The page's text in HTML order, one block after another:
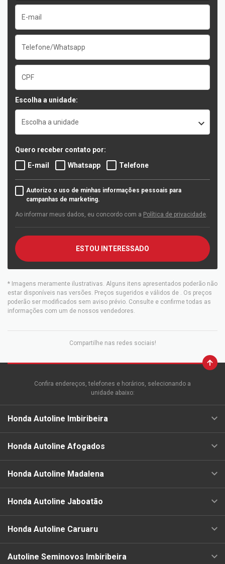
Escolha a unidade:
Escolha a unidade
Quero receber contato por:
E-mail
Whatsapp Telefone
Autorizo o uso de minhas informações pessoais para
campanhas de marketing.
Ao informar meus dados, eu concordo com a Política de privacidade
ESTOU INTERESSADO
* Imagens meramente ilustrativas. Alguns itens apresentados poderão não
estar disponíveis nas versões. Preços sugeridos e válidos de
. Os preços
poderão ser modificados sem aviso prévio. Consulte e confirme todas as
informações com um de nossos vendedores.
Compartilhe nas redes sociais!
Confira endereços, telefones e horários, selecionando a
unidade abaixo:
Honda Autoline Imbiribeira
Honda Autoline Afogados
Honda Autoline Madalena
Honda Autoline Jaboatão
Honda Autoline Caruaru
Autoline Seminovos Imbiribeira